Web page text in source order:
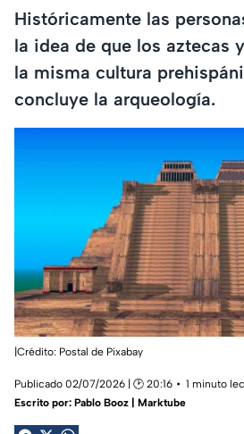
Históricamente las
la idea de que los aztecas
la misma cultura
concluye la arqueología.
|Crédito: Postal de Pixabay
Publicado 02/07/2026 | 🕑 20:16
1 minuto
Escrito por: Pablo Booz | Marktube